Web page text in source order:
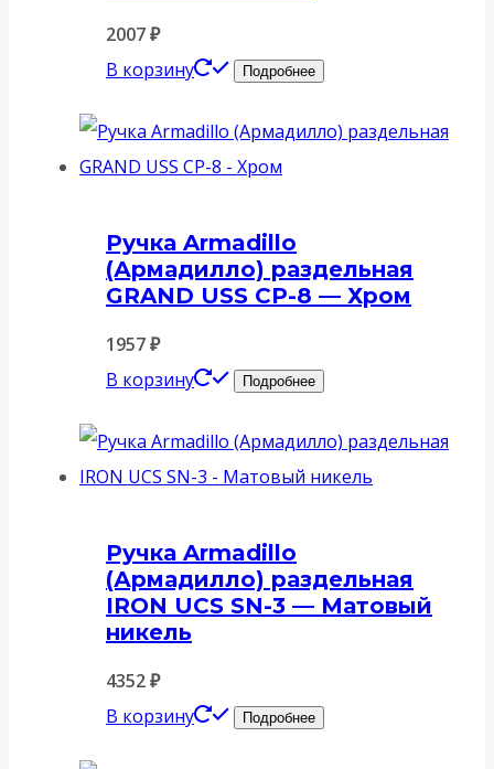
2007₽
В корзину
Подробнее
Ручка Armadillo
(Армадилло) раздельная
GRAND USS CP-8 — Хром
1957₽
В корзину
Подробнее
Ручка Armadillo
(Армадилло) раздельная
IRON UCS SN-3 — Матовый
никель
4352₽
В корзину
Подробнее